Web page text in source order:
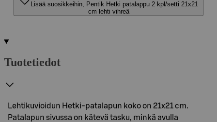
Lisää suosikkeihin, Pentik Hetki patalappu 2 kpl/setti 21x21
cm lehti vihreä
Tuotetiedot
Lehtikuvioidun Hetki-patalapun koko on 21x21 cm.
Patalapun sivussa on kätevä tasku, minkä avulla